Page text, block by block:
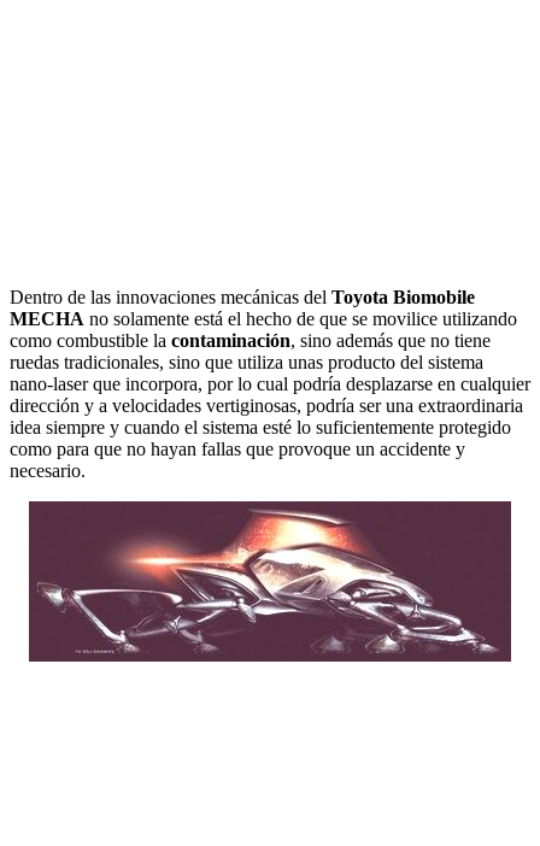
Dentro de las innovaciones mecánicas del Toyota Biomobile
MECHA no solamente está el hecho de que se movilice utilizando
como combustible la contaminación, sino además que no tiene
ruedas tradicionales, sino que utiliza unas producto del sistema
nano-laser que incorpora, por lo cual podría desplazarse en cualquier
dirección y a velocidades vertiginosas, podría ser una extraordinaria
idea siempre y cuando el sistema esté lo suficientemente protegido
como para que no hayan fallas que provoque un accidente y
necesario.